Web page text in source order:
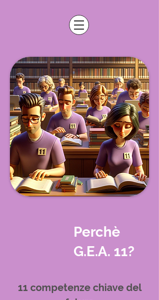
Perchè
G.E.A. 11?
11 competenze chiave del